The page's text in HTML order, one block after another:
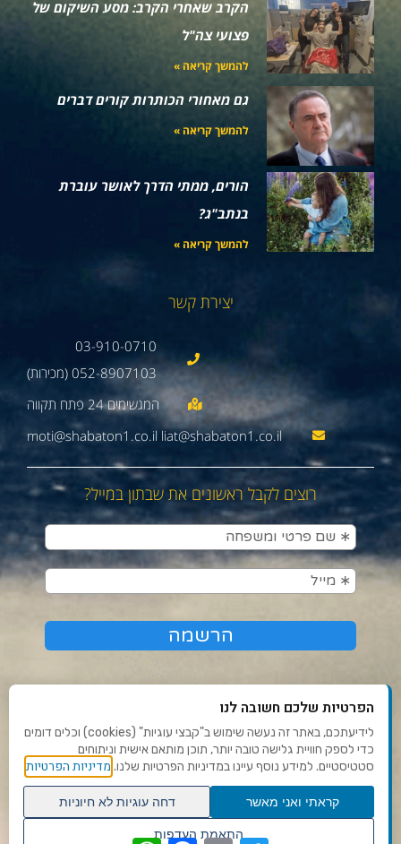
הקרב שאחרי הקרב: מסע השיקום של
פצועי צה"ל
להמשך קריאה »
גם מאחורי הכותרות קורים דברים
להמשך קריאה »
הורים, ממתי הדרך לאושר עוברת
בנתב"ג?
להמשך קריאה »
יצירת קשר
03-910-0710
052-8907103 (מכירות)
moti@shabaton1.co.il liat@shabaton1.co.il
רוצים לקבל ראשונים את שבתון במייל?
תנאי שימוש ומדיניות פרטיות
פנו אלינו
הצהרת נגישות
הפרטיות שלכם חשובה לנו
לידיעתכם, באתר זה נעשה שימוש ב"קבצי עוגיות" (cookies) וכלים דומים
כדי לספק חוויית גלישה טובה יותר, תוכן מותאם אישית וניתוחים
סטטיסטיים. למידע נוסף עיינו במדיניות הפרטיות שלנו. מדיניות הפרטיות
קראתי ואני מאשר
דחה עוגיות לא חיוניות
התאמת העדפות